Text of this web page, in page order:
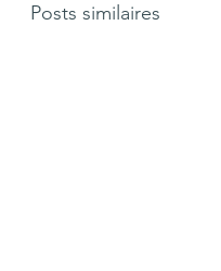
Posts similaires